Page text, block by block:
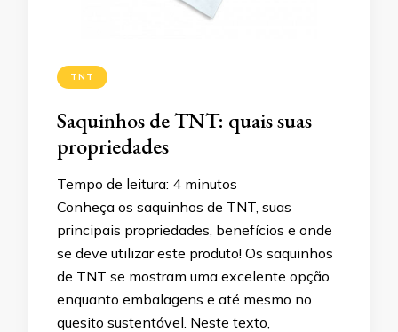
TNT
Saquinhos de TNT: quais suas
propriedades
Tempo de leitura: 4 minutos
Conheça os saquinhos de TNT, suas
principais propriedades, benefícios e onde
se deve utilizar este produto! Os saquinhos
de TNT se mostram uma excelente opção
enquanto embalagens e até mesmo no
quesito sustentável. Neste texto,